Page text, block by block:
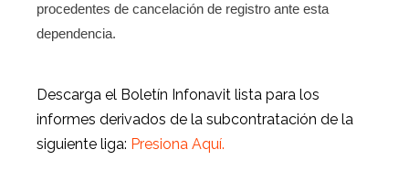
procedentes de cancelación de registro ante esta
dependencia.
Descarga el Boletín Infonavit lista para los
informes derivados de la subcontratación de la
siguiente liga: Presiona Aquí.